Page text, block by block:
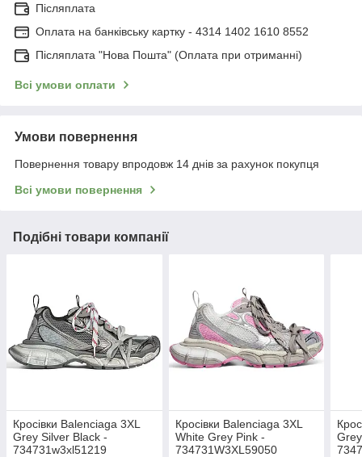
Післяплата
Оплата на банківську картку - 4314 1402 1610 8552
Післяплата "Нова Пошта" (Оплата при отриманні)
Всі умови оплати
Умови повернення
Повернення товару впродовж 14 днів за рахунок покупця
Всі умови повернення
Подібні товари компанії
Кросівки Balenciaga 3XL
Grey Silver Black -
734731w3xl51219
Кросівки Balenciaga 3XL
White Grey Pink -
734731W3XL59050